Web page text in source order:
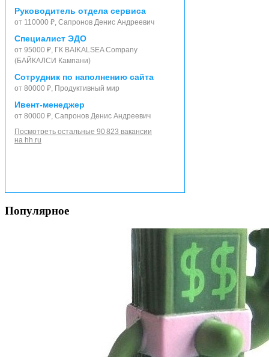
Руководитель отдела сервиса
от 110000 ₽, Сапронов Денис Андреевич
Специалист ЭДО
от 95000 ₽, ГК BAIKALSEA Company
(БАЙКАЛСИ Кампани)
Сотрудник по наполнению сайта
от 80000 ₽, Продуктивный мир
Ивент-менеджер
от 80000 ₽, Сапронов Денис Андреевич
Посмотреть остальные 90 823 вакансии
на hh.ru
Популярное